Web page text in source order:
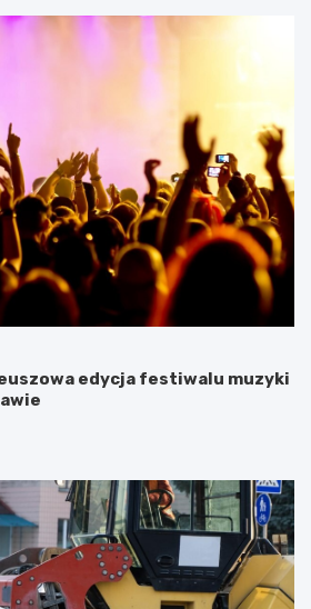
edycja festiwalu muzyki